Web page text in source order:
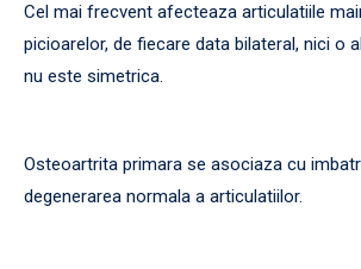
Cel mai frecvent afecteaza articulatiile
picioarelor, de fiecare data bilateral, nici o
nu este simetrica.
Osteoartrita primara se asociaza cu
degenerarea normala a articulatiilor.